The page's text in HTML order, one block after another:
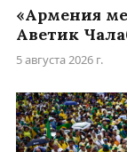
«Армения
Аветик
5 августа 2026 г.